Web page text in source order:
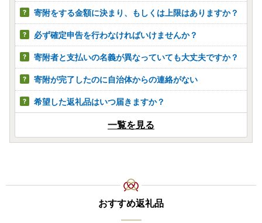
寄附をする金額に決まり、もしくは上限はありますか？
必ず確定申告を行わなければいけませんか？
寄附者と支払いの名義が異なっていても大丈夫ですか？
寄附が完了したのに自治体からの連絡がない
希望した返礼品はいつ届きますか？
一覧を見る
おすすめ返礼品